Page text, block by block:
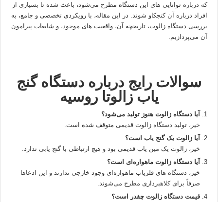
که درباره توانایی‌ های این دستگاه مطرح می‌شود، باعث شده تا بسیاری از
افراد درباره آن کنجکاو شوند. در این مقاله، با رویکردی تخصصی و جامع، به
بررسی دستگاه زالوت، تاریخچه آن، واقعیت‌ های موجود، و شایعات پیرامون
آن می‌پردازیم.
سوالات رایج درباره دستگاه گنج‌
یاب زالوتا روسیه
آیا دستگاه زالوت هنوز تولید می‌شود؟
خیر، تولید دستگاه زالوت قدیمی متوقف شده است.
آیا زالوت یک گنج‌ یاب است؟
خیر، زالوت یک مین‌ یاب قدیمی بود و هیچ ارتباطی با گنج‌ یابی ندارد.
آیا دستگاه زالوت ماهواره‌ای است؟
خیر، دستگاه‌ های فلزیاب ماهواره‌ای وجود خارجی ندارند و این ادعاها
صرفاً برای کلاهبرداری مطرح می‌شوند.
قیمت دستگاه زالوت چقدر است؟